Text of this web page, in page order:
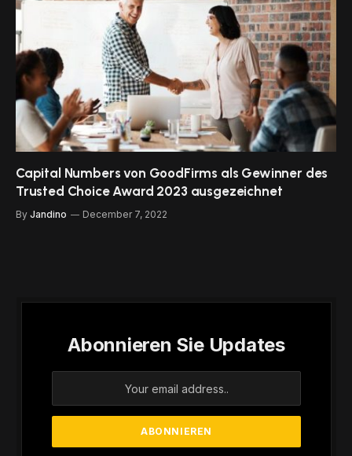
Capital Numbers von GoodFirms als Gewinner des
Trusted Choice Award 2023 ausgezeichnet
By Jandino December 7, 2022
Abonnieren Sie Updates